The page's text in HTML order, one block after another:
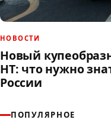
НОВОСТИ
Новый
HT: что нужно
России
ПОПУЛЯРНОЕ